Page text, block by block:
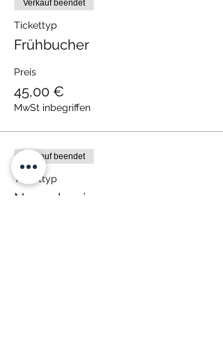
Verkauf beendet
Tickettyp
Frühbucher
Preis
45,00 €
MwSt inbegriffen
Verkauf beendet
Tickettyp
Normalpreis